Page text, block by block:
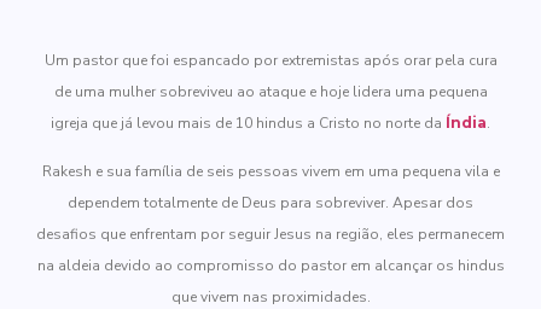
Um pastor que foi espancado por extremistas após orar pela cura
de uma mulher sobreviveu ao ataque e hoje lidera uma pequena
igreja que já levou mais de 10 hindus a Cristo no norte da Índia.
Rakesh e sua família de seis pessoas vivem em uma pequena vila e
dependem totalmente de Deus para sobreviver. Apesar dos
desafios que enfrentam por seguir Jesus na região, eles permanecem
na aldeia devido ao compromisso do pastor em alcançar os hindus
que vivem nas proximidades.